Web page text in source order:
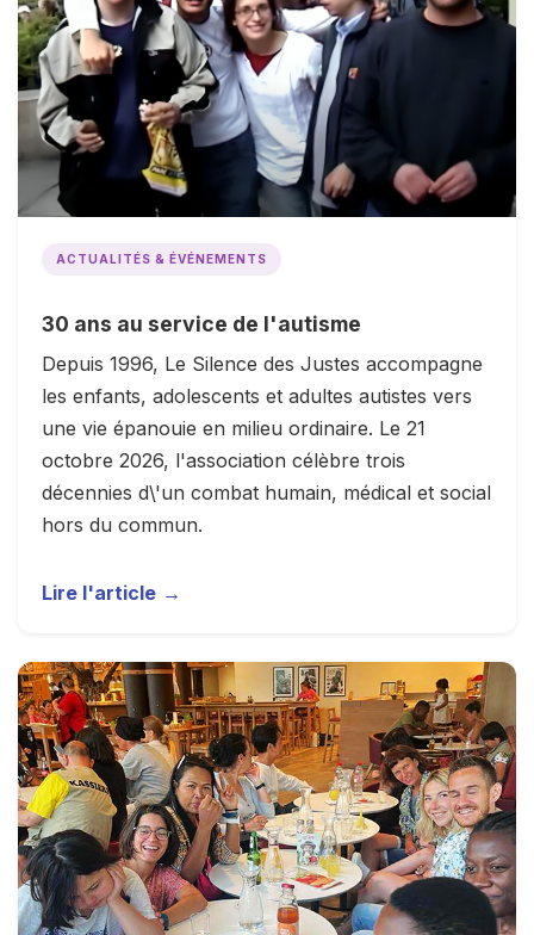
ACTUALITÉS & ÉVÉNEMENTS
30 ans au service de l'autisme
Depuis 1996, Le Silence des Justes accompagne
les enfants, adolescents et adultes autistes vers
une vie épanouie en milieu ordinaire. Le 21
octobre 2026, l'association célèbre trois
décennies d\'un combat humain, médical et social
hors du commun.
Lire l'article →